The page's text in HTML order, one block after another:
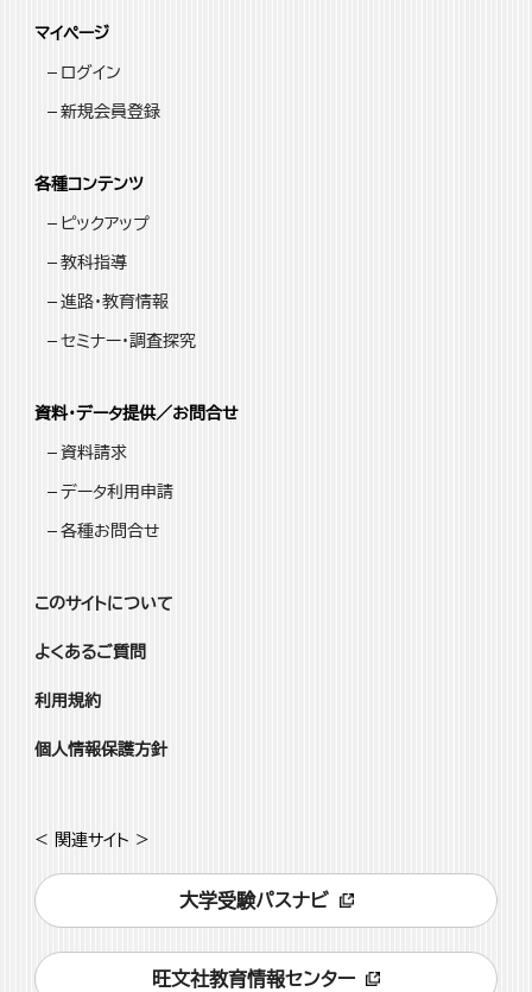
マイページ
ログイン
新規会員登録
各種コンテンツ
ピックアップ
教科指導
進路・教育情報
セミナー・調査探究
資料・データ提供／お問合せ
資料請求
データ利用申請
各種お問合せ
このサイトについて
よくあるご質問
利用規約
個人情報保護方針
< 関連サイト >
大学受験パスナビ
旺文社教育情報センター